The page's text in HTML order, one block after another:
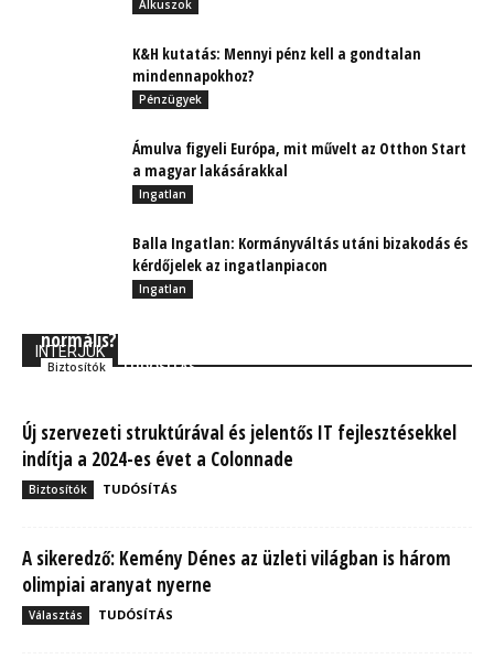
Alkuszok
K&H kutatás: Mennyi pénz kell a gondtalan
mindennapokhoz?
Pénzügyek
Ámulva figyeli Európa, mit művelt az Otthon Start
a magyar lakásárakkal
Ingatlan
Balla Ingatlan: Kormányváltás utáni bizakodás és
kérdőjelek az ingatlanpiacon
Ingatlan
INTERJÚK
normális?
Biztosítók TUDÓSÍTÁS
Új szervezeti struktúrával és jelentős IT fejlesztésekkel
indítja a 2024-es évet a Colonnade
Biztosítók TUDÓSÍTÁS
A sikeredző: Kemény Dénes az üzleti világban is három
olimpiai aranyat nyerne
Választás TUDÓSÍTÁS